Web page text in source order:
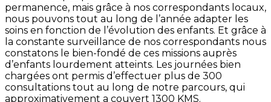
permanence, mais grâce à nos correspondants locaux,
nous pouvons tout au long de l’année adapter les
soins en fonction de l’évolution des enfants. Et grâce à
la constante surveillance de nos correspondants nous
constatons le bien-fondé de ces missions auprès
d’enfants lourdement atteints. Les journées bien
chargées ont permis d’effectuer plus de 300
consultations tout au long de notre parcours, qui
approximativement a couvert 1300 KMS.